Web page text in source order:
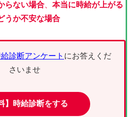
らない場合
本当に時給が上がる
うか不安な場合
給診断アンケート にお答えくだ
さいませ
】時給診断をする